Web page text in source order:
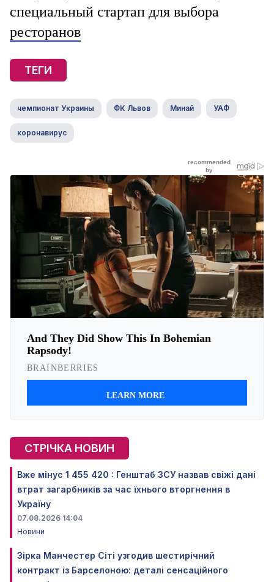
специальный стартап для выбора
ресторанов
ТЕГИ
чемпионат Украины ФК Львов Минай УАФ
коронавирус
СТРІЧКА НОВИН
Вже мінус 1 455 420 : Генштаб ЗСУ назвав свіжі дані
втрат загарбників за час їхнього вторгнення в
Україну
07.08.2026 14:04
Новини
Зірка Манчестер Сіті узгодив шестирічний
контракт із Барселоною: деталі сенсаційного